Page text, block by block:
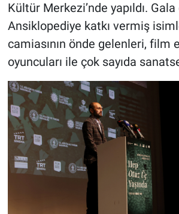
Kültür Merkezi’nde yapıldı.
Ansiklopediye katkı vermiş
camiasının önde gelenleri, film
oyuncuları ile çok sayıda